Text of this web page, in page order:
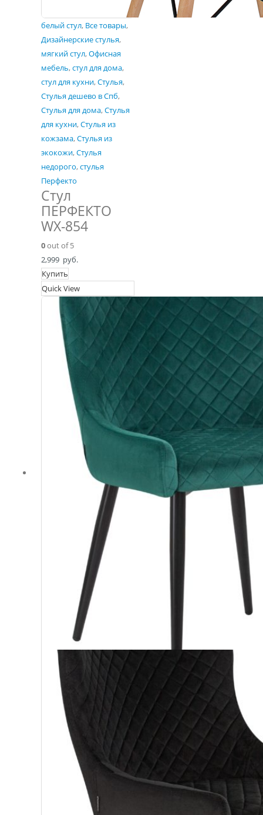
белый стул, Все товары,
Дизайнерские стулья,
мягкий стул,Офисная
мебель,стул для дома,
стул для кухни,Стулья,
Стулья дешево в Спб,
Стулья для дома,Стулья
для кухни,Стулья из
кожзама,Стулья из
экокожи,Стулья
недорого,стулья
Перфекто
Стул
ПЕРФЕКТО
WX-854
0out of 5
2,999 руб.
Купить
Quick View